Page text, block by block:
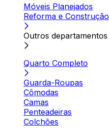
Móveis Planejados
Reforma e Construção
Outros departamentos
Quarto Completo
Guarda-Roupas
Cômodas
Camas
Penteadeiras
Colchões